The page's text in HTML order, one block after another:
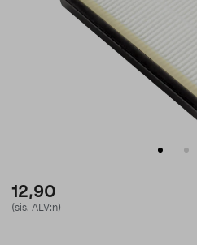
12,90
(sis. ALV:n)